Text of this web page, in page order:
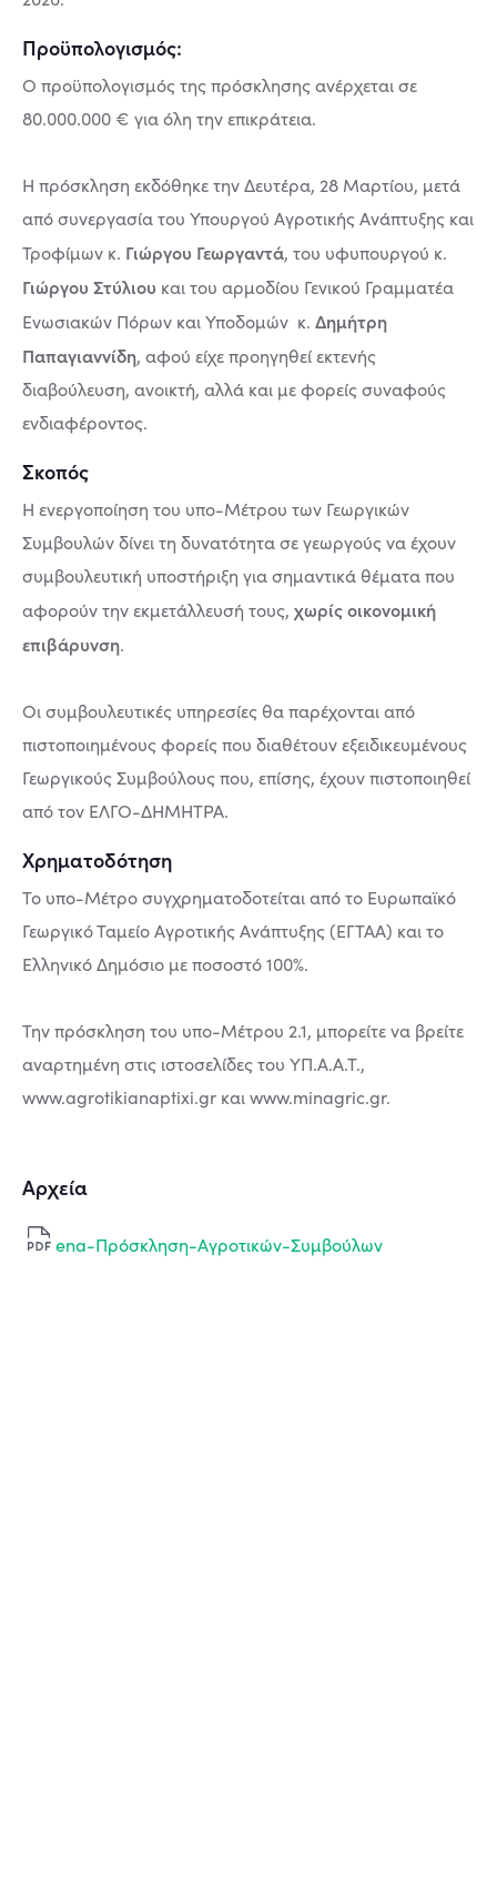
Προϋπολογισμός:
Ο προϋπολογισμός της πρόσκλησης ανέρχεται σε
80.000.000 € για όλη την επικράτεια.
Η πρόσκληση εκδόθηκε την Δευτέρα, 28 Μαρτίου, μετά
από συνεργασία του Υπουργού Αγροτικής Ανάπτυξης και
Τροφίμων κ. Γιώργου Γεωργαντά, του υφυπουργού κ.
Γιώργου Στύλιου και του αρμοδίου Γενικού Γραμματέα
Ενωσιακών Πόρων και Υποδομών κ. Δημήτρη
Παπαγιαννίδη, αφού είχε προηγηθεί εκτενής
διαβούλευση, ανοικτή, αλλά και με φορείς συναφούς
ενδιαφέροντος.
Σκοπός
Η ενεργοποίηση του υπο-Μέτρου των Γεωργικών
Συμβουλών δίνει τη δυνατότητα σε γεωργούς να έχουν
συμβουλευτική υποστήριξη για σημαντικά θέματα που
αφορούν την εκμετάλλευσή τους, χωρίς οικονομική
επιβάρυνση.
Οι συμβουλευτικές υπηρεσίες θα παρέχονται από
πιστοποιημένους φορείς που διαθέτουν εξειδικευμένους
Γεωργικούς Συμβούλους που, επίσης, έχουν πιστοποιηθεί
από τον ΕΛΓΟ-ΔΗΜΗΤΡΑ.
Χρηματοδότηση
Το υπο-Μέτρο συγχρηματοδοτείται από το Ευρωπαϊκό
Γεωργικό Ταμείο Αγροτικής Ανάπτυξης (ΕΓΤΑΑ) και το
Ελληνικό Δημόσιο με ποσοστό 100%.
Την πρόσκληση του υπο-Μέτρου 2.1, μπορείτε να βρείτε
αναρτημένη στις ιστοσελίδες του ΥΠ.Α.Α.Τ.,
www.agrotikianaptixi.gr και www.minagric.gr.
Αρχεία
ena-Πρόσκληση-Αγροτικών-Συμβούλων